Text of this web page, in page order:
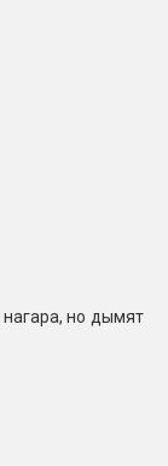
но дымят